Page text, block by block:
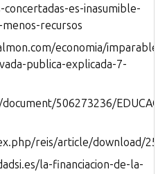
concertadas-es-inasumible-
recursos
economia/imparable-
publica-explicada-7-
506273236/
reis/article/download/
la-financiacion-de-la-